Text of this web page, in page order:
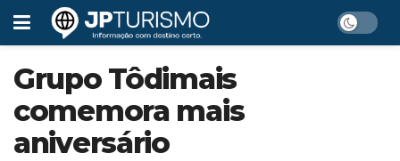
Grupo Tôdimais
comemora mais
aniversário